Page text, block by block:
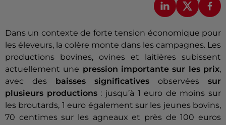
Dans un contexte de forte tension économique pour
les éleveurs, la colère monte dans les campagnes. Les
productions bovines, ovines et laitières subissent
actuellement une pression importante sur les prix,
avec des
baisses significatives observées sur
plusieurs productions : jusqu’à 1 euro de moins sur
les broutards, 1 euro également sur les jeunes bovins,
70 centimes sur les agneaux et près de 100 euros